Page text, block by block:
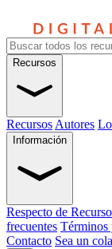
Recursos
Recursos Autores
Información
Respecto de
frecuentes Términos
Contacto Sea un